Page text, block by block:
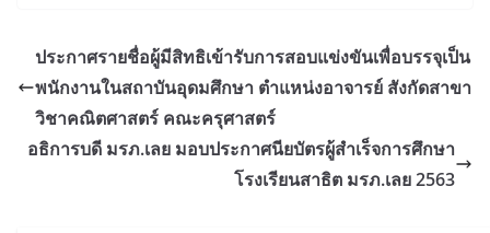
ประกาศรายชื่อผู้มีสิทธิเข้ารับการสอบแข่งขันเพื่อบรรจุเป็น
พนักงานในสถาบันอุดมศึกษา ตำแหน่งอาจารย์ สังกัดสาขา
วิชาคณิตศาสตร์ คณะครุศาสตร์
อธิการบดี มรภ.เลย มอบประกาศนียบัตรผู้สำเร็จการศึกษา
โรงเรียนสาธิต มรภ.เลย 2563